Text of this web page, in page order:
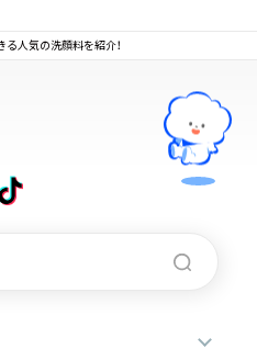
人気の洗顔料を紹介！